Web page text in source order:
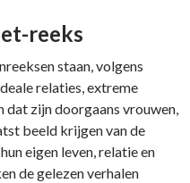
reeks
staan, volgens
relaties, extreme
dat zijn doorgaans vrouwen,
beeld krijgen van de
eigen leven, relatie en
de gelezen verhalen